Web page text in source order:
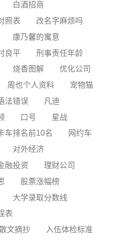
白酒招商
照表
改名字麻烦吗
康乃馨的寓意
良平
刑事责任年龄
烧香图解
优化公司
周也个人资料
宠物猫
法错误
凡迪
口号
星战
车排名前10名
网约车
对外经济
融投资
理财公司
股票涨幅榜
大学录取分数线
表
文摘抄
入伍体检标准